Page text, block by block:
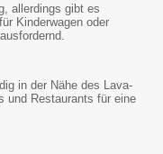
allerdings gibt es
Kinderwagen oder
in der Nähe des Lava-
und Restaurants für eine